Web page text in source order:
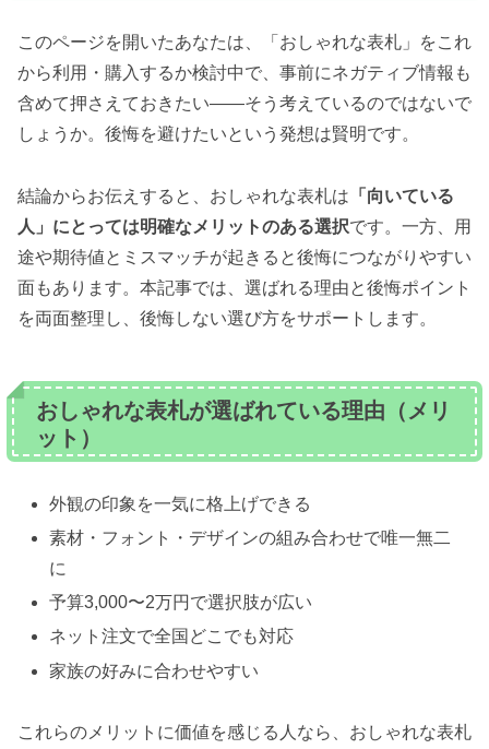
このページを開いたあなたは、「おしゃれな表札」をこれ
から利用・購入するか検討中で、事前にネガティブ情報も
含めて押さえておきたい――そう考えているのではないで
しょうか。後悔を避けたいという発想は賢明です。
結論からお伝えすると、おしゃれな表札は 「向いている
人」にとっては明確なメリットのある選択です。一方、用
途や期待値とミスマッチが起きると後悔につながりやすい
面もあります。本記事では、選ばれる理由と後悔ポイント
を両面整理し、後悔しない選び方をサポートします。
おしゃれな表札が選ばれている理由（メリ
ット）
外観の印象を一気に格上げできる
素材・フォント・デザインの組み合わせで唯一無二
に
予算3,000〜2万円で選択肢が広い
ネット注文で全国どこでも対応
家族の好みに合わせやすい
これらのメリットに価値を感じる人なら、おしゃれな表札